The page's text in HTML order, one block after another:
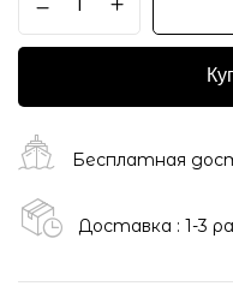
Бесплатная
Доставка : 1-3